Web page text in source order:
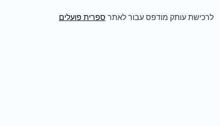
לרכישת עותק מודפס עבור לאתר ספרית פועלים